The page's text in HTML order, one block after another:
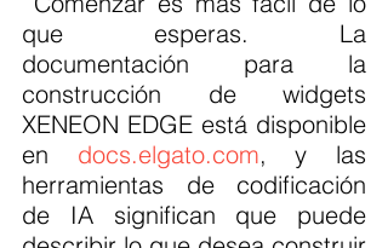
que esperas. La
documentación para la
construcción de widgets
XENEON EDGE está disponible
en docs.elgato.com, y las
herramientas de codificación
de IA significan que puede